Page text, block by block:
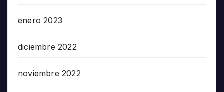
enero 2023
diciembre 2022
noviembre 2022